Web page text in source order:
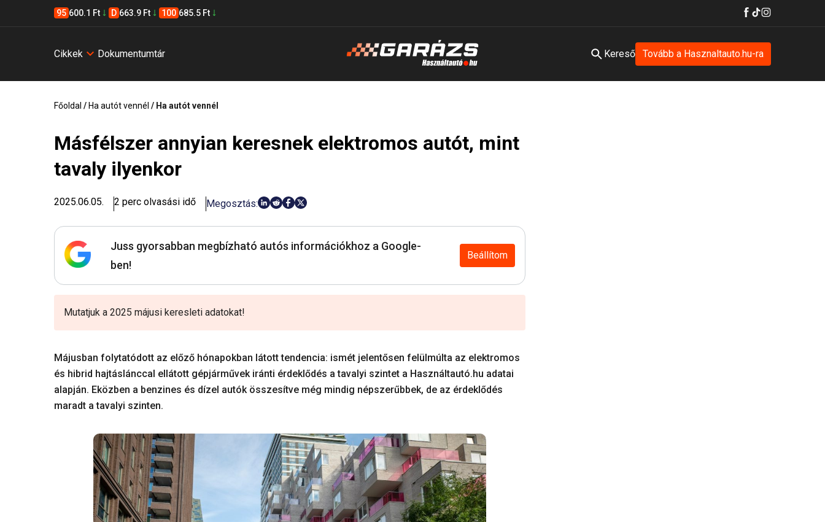
95 600.1 Ft D 663.9 Ft 100 685.5 Ft
Cikkek Dokumentumtár Kereső Tovább a Hasznaltauto.hu-ra
Főoldal / Ha autót vennél / Ha autót vennél
Másfélszer annyian keresnek elektromos autót, mint
tavaly ilyenkor
2025.06.05. 2 perc olvasási idő Megosztás:
Juss gyorsabban megbízható autós információkhoz a Google-
ben!
Beállítom
Mutatjuk a 2025 májusi keresleti adatokat!
Májusban folytatódott az előző hónapokban látott tendencia: ismét jelentősen felülmúlta az elektromos
és hibrid hajtáslánccal ellátott gépjárművek iránti érdeklődés a tavalyi szintet a Használtautó.hu adatai
alapján. Eközben a benzines és dízel autók összesítve még mindig népszerűbbek, de az érdeklődés
maradt a tavalyi szinten.